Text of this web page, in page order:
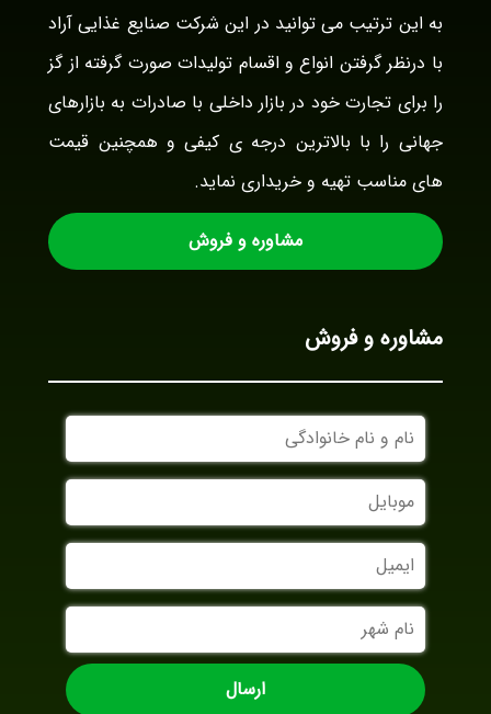
به این ترتیب می توانید در این شرکت صنایع غذایی آراد
با درنظر گرفتن انواع و اقسام تولیدات صورت گرفته از گز
را برای تجارت خود در بازار داخلی با صادرات به بازارهای
جهانی را با بالاترین درجه ی کیفی و همچنین قیمت
های مناسب تهیه و خریداری نماید.
مشاوره و فروش
مشاوره و فروش
نام
و
نام
خانوادگی
موبایل
ایمیل
نام
شهر